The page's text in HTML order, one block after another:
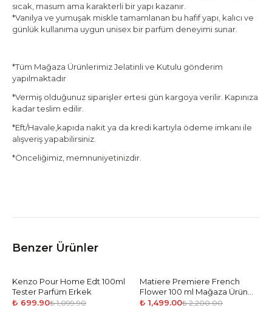
sıcak, masum ama karakterli bir yapı kazanır.
*Vanilya ve yumuşak miskle tamamlanan bu hafif yapı, kalıcı ve
günlük kullanıma uygun unisex bir parfüm deneyimi sunar.
*Tüm Mağaza Ürünlerimiz Jelatinli ve Kutulu gönderim
yapılmaktadır
*Vermiş olduğunuz siparişler ertesi gün kargoya verilir. Kapınıza
kadar teslim edilir.
*Eft/Havale,kapıda nakit ya da kredi kartıyla ödeme imkanı ile
alışveriş yapabilirsiniz.
*Önceliğimiz, memnuniyetinizdir.
Benzer Ürünler
-36%
Kenzo Pour Home Edt 100ml
Tester Parfüm Erkek
₺ 699.90₺ 1,099.90
-32%
Matiere Premiere French
Flower 100 ml Mağaza Ürün
Unisex
₺ 1,499.00₺ 2,200.00